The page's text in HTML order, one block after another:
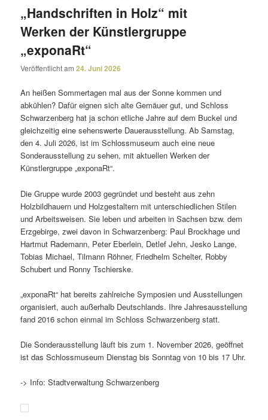
„Handschriften in Holz“ mit
Werken der Künstlergruppe
„exponaRt“
Veröffentlicht am24. Juni 2026
An heißen Sommertagen mal aus der Sonne kommen und
abkühlen? Dafür eignen sich alte Gemäuer gut, und Schloss
Schwarzenberg hat ja schon etliche Jahre auf dem Buckel und
gleich­zeitig eine sehens­werte Dauerausstellung. Ab Samstag,
den 4. Juli 2026, ist im Schlossmuseum auch eine neue
Sonderausstellung zu sehen, mit aktu­ellen Werken der
Künstlergruppe „exponaRt“.
Die Gruppe wurde 2003 gegründet und besteht aus zehn
Holzbildhauern und Holzgestaltern mit unter­schied­li­chen Stilen
und Arbeitsweisen. Sie leben und arbeiten in Sachsen bzw. dem
Erzgebirge, zwei davon in Schwarzenberg: Paul Brockhage und
Hartmut Rademann, Peter Eberlein, Detlef Jehn, Jesko Lange,
Tobias Michael, Tilmann Röhner, Friedhelm Schelter, Robby
Schubert und Ronny Tschierske.
„exponaRt“ hat bereits zahl­reiche Symposien und Ausstellungen
orga­ni­siert, auch außer­halb Deutschlands. Ihre Jahresausstellung
fand 2016 schon einmal im Schloss Schwarzenberg statt.
Die Sonderausstellung läuft bis zum 1. November 2026, geöffnet
ist das Schlossmuseum Dienstag bis Sonntag von 10 bis 17 Uhr.
-> Info: Stadtverwaltung Schwarzenberg